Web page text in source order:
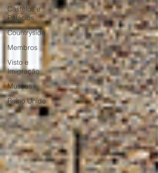
Castelos e
Palácios
Countryside
Membros
Visto e
Imigração
Museus
Reino Unido